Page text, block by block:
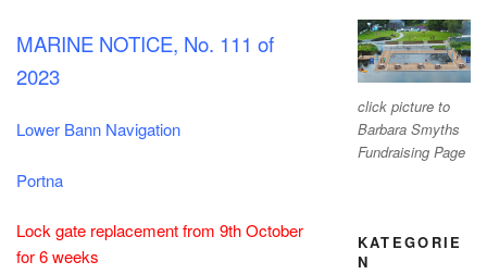
MARINE NOTICE, No. 111 of
2023
Lower Bann Navigation
Portna
Lock gate replacement from 9th October
for 6 weeks
click picture to
Barbara Smyths
Fundraising Page
KATEGORIE
N